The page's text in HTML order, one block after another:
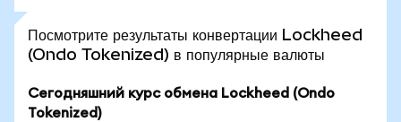
Посмотрите результаты конвертации Lockheed
(Ondo Tokenized) в популярные валюты
Сегодняшний курс обмена Lockheed (Ondo
Tokenized)